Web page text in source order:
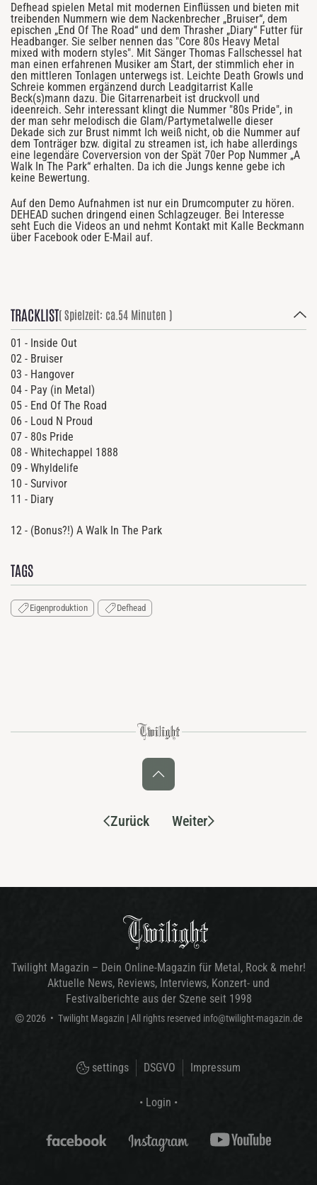
Defhead spielen Metal mit modernen Einflüssen und bieten mit
treibenden Nummern wie dem Nackenbrecher „Bruiser“, dem
epischen „End Of The Road“ und dem Thrasher „Diary“ Futter für
Headbanger. Sie selber nennen das "Core 80s Heavy Metal
mixed with modern styles". Mit Sänger Thomas Fallschessel hat
man einen erfahrenen Musiker am Start, der stimmlich eher in
den mittleren Tonlagen unterwegs ist. Leichte Death Growls und
Schreie kommen ergänzend durch Leadgitarrist Kalle
Beck(s)mann dazu. Die Gitarrenarbeit ist druckvoll und
ideenreich. Sehr interessant klingt die Nummer "80s Pride", in
der man sehr melodisch die Glam/Partymetalwelle dieser
Dekade sich zur Brust nimmt Ich weiß nicht, ob die Nummer auf
dem Tonträger bzw. digital zu streamen ist, ich habe allerdings
eine legendäre Coverversion von der Spät 70er Pop Nummer „A
Walk In The Park“ erhalten. Da ich die Jungs kenne gebe ich
keine Bewertung.
Auf den Demo Aufnahmen ist nur ein Drumcomputer zu hören.
DEHEAD suchen dringend einen Schlagzeuger. Bei Interesse
seht Euch die Videos an und nehmt Kontakt mit Kalle Beckmann
über Facebook oder E-Mail auf.
TRACKLIST( Spielzeit: ca.54 Minuten )
01 - Inside Out
02 - Bruiser
03 - Hangover
04 - Pay (in Metal)
05 - End Of The Road
06 - Loud N Proud
07 - 80s Pride
08 - Whitechappel 1888
09 - Whyldelife
10 - Survivor
11 - Diary
12 - (Bonus?!) A Walk In The Park
TAGS
Eigenproduktion Defhead
Zurück Weiter
Twilight Magazin – Dein Online-Magazin für Metal, Rock & mehr!
Aktuelle News, Reviews, Interviews, Konzert- und
Festivalberichte aus der Szene seit 1998
© 2026 • Twilight Magazin | All rights reserved info@twilight-magazin.de
settings DSGVO Impressum
• Login •